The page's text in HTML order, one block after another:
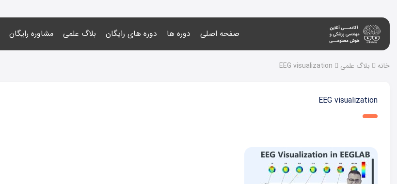
صفحه اصلی دوره ها دوره های رایگان بلاگ علمی مشاوره رایگان
خانه بلاگ علمی EEG visualization
EEG visualization